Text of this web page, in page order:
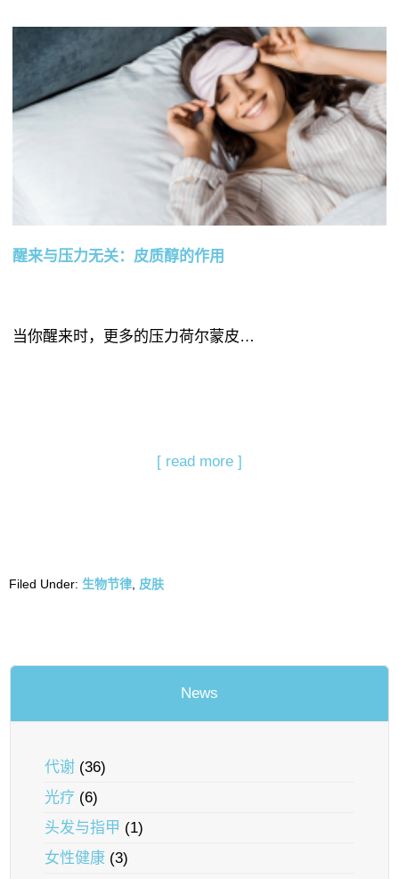
醒来与压力无关：皮质醇的作用
当你醒来时，更多的压力荷尔蒙皮…
[ read more ]
Filed Under: 生物节律 皮肤
News
代谢 (36)
光疗 (6)
头发与指甲 (1)
女性健康 (3)